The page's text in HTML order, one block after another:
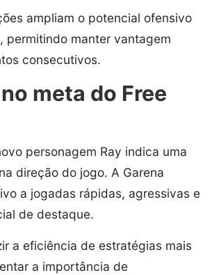
ampliam o potencial ofensivo
permitindo manter vantagem
consecutivos.
meta do Free
personagem Ray indica uma
direção do jogo. A Garena
a jogadas rápidas, agressivas e
de destaque.
a eficiência de estratégias mais
a importância de